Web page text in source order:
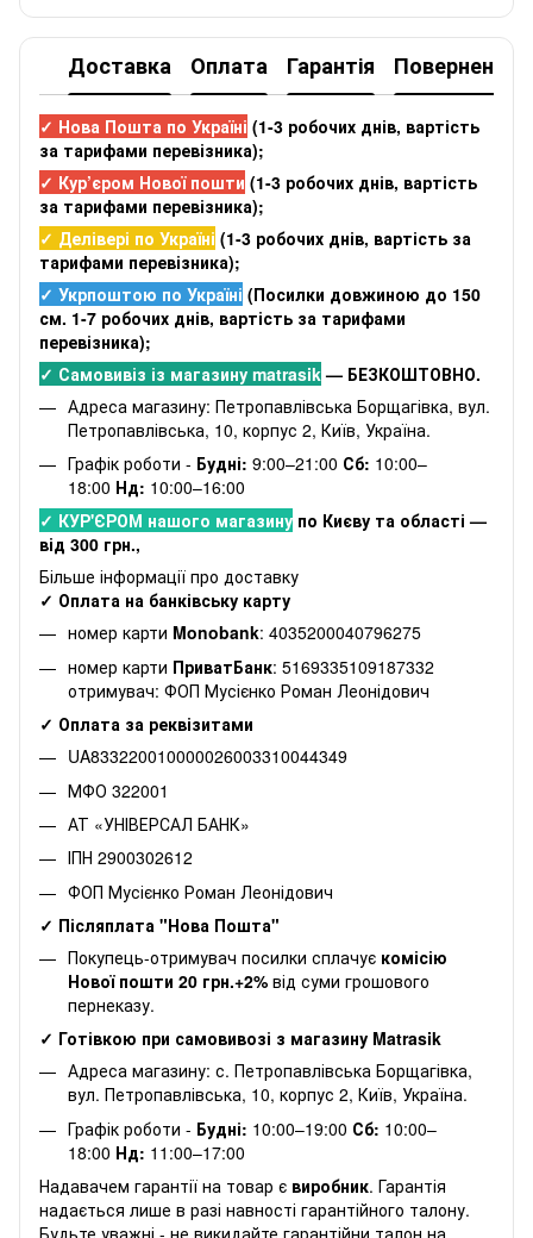
Доставка Оплата Гарантія Повернення
✓ Нова Пошта по Україні (1-3 робочих днів, вартість
за тарифами перевізника);
✓ Кур’єром Нової пошти (1-3 робочих днів, вартість
за тарифами перевізника);
✓ Делівері по Україні (1-3 робочих днів, вартість за
тарифами перевізника);
✓ Укрпоштою по Україні (Посилки довжиною до 150
см. 1-7 робочих днів, вартість за тарифами
перевізника);
✓ Самовивіз із магазину matrasik— БЕЗКОШТОВНО.
Адреса магазину: Петропавлівська Борщагівка, вул.
Петропавлівська, 10, корпус 2, Київ, Україна.
Графік роботи - Будні: 9:00–21:00 Сб: 10:00–
18:00 Нд: 10:00–16:00
✓ КУР'ЄРОМ нашого магазину по Києву та області —
від 300 грн.,
Більше інформації про доставку
✓ Оплата на банківську карту
номер карти Monobank: 4035200040796275
номер карти ПриватБанк: 5169335109187332
отримувач: ФОП Мусієнко Роман Леонідович
✓ Оплата за реквізитами
UA833220010000026003310044349
МФО 322001
АТ «УНІВЕРСАЛ БАНК»
ІПН 2900302612
ФОП Мусієнко Роман Леонідович
✓ Післяплата "Нова Пошта"
Покупець-отримувач посилки сплачує комісію
Нової пошти 20 грн.+2% від суми грошового
пернеказу.
✓ Готівкою при самовивозі з магазину Matrasik
Адреса магазину: с. Петропавлівська Борщагівка,
вул. Петропавлівська, 10, корпус 2, Київ, Україна.
Графік роботи - Будні: 10:00–19:00 Сб: 10:00–
18:00 Нд: 11:00–17:00
Надавачем гарантії на товар є виробник. Гарантія
надається лише в разі навності гарантійного талону.